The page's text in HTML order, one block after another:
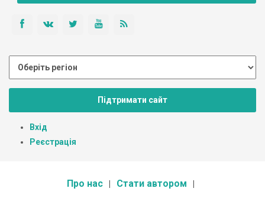
Підтримати сайт
Вхід
Реєстрація
Про нас Стати автором